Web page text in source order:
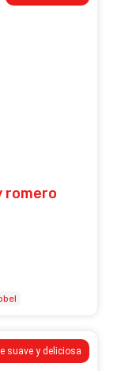
romero
suave y deliciosa